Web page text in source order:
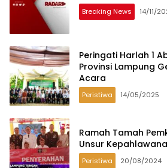
Breaking News 14/11/
Peringati Harlah 1
Provinsi Lampung
Acara
Peristiwa 14/05/2025
Ramah Tamah
Unsur
Peristiwa 20/08/2024